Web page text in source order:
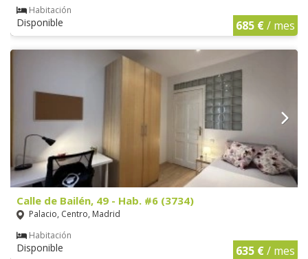
Habitación
Disponible 685 €/ mes
Calle de Bailén, 49 - Hab. #6 (3734)
Palacio, Centro, Madrid
Habitación
Disponible 635 €/ mes